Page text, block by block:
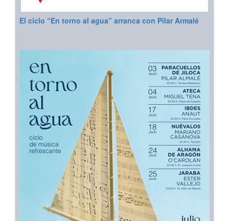
El ciclo “En torno al agua” arranca con Pilar Armalé